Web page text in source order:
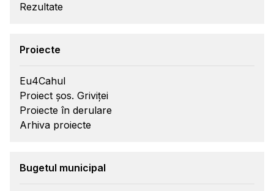
Rezultate
Proiecte
Eu4Cahul
Proiect șos. Griviței
Proiecte în derulare
Arhiva proiecte
Bugetul municipal